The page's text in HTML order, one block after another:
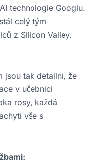
technologie Googlu.
celý tým
z Silicon Valley.
jsou tak detailní, že
v učebnici
rosy, každá
vše s